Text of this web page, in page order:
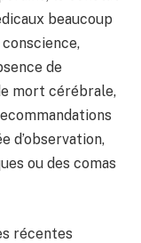
beaucoup
de
mort cérébrale,
d’observation,
ou des comas
récentes